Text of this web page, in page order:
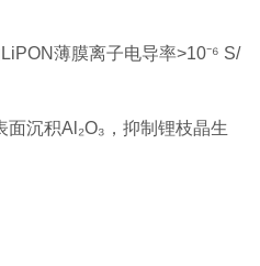
薄膜离子电导率>10⁻⁶ S/
沉积Al₂O₃，抑制锂枝晶生